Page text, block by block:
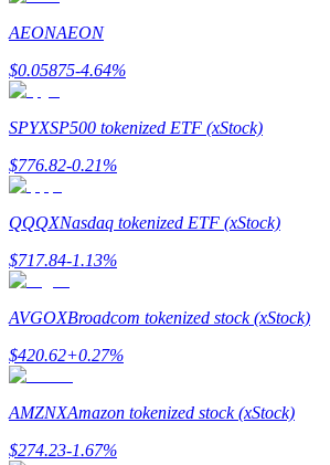
Получайте конкурентные награды
Стейкинг
Высокая прибыль и мгновенный
AEONAEON
$0.05875-4.64%
SPYXSP500 tokenized ETF (xStock)
$776.82-0.21%
QQQXNasdaq tokenized ETF (xStock)
$717.84-1.13%
AVGOXBroadcom tokenized stock (xStock)
$420.62+0.27%
AMZNXAmazon tokenized stock (xStock)
$274.23-1.67%